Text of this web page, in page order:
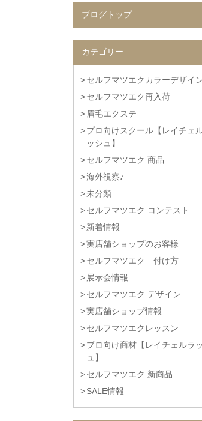
ブログトップ
カテゴリー
セルフマツエクカラーデザイ
セルフマツエク再入荷
眉毛エクステ
プロ向けスクール【レイチェ
ッシュ】
セルフマツエク 商品
海外視察♪
未分類
セルフマツエク コンテスト
新着情報
実店舗ショップのお客様
セルフマツエク 付け方
展示会情報
セルフマツエク デザイン
実店舗ショップ情報
セルフマツエクレッスン
プロ向け商材【レイチェルラ
ュ】
セルフマツエク 新商品
SALE情報